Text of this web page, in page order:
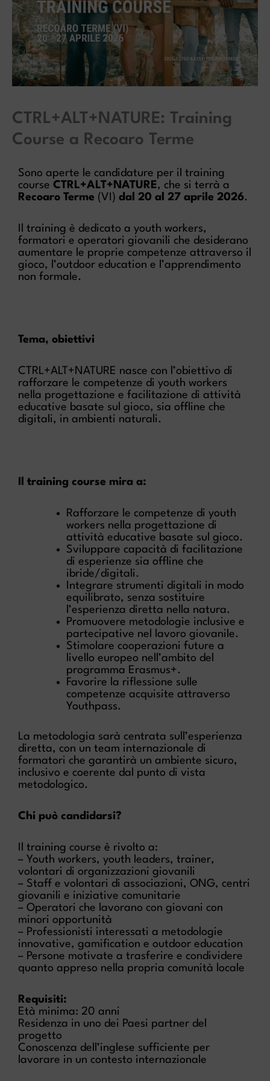
CTRL+ALT+NATURE: Training
Course a Recoaro Terme
Sono aperte le candidature per il training
course CTRL+ALT+NATURE, che si terrà a
Recoaro Terme (VI) dal 20 al 27 aprile 2026.
Il training è dedicato a youth workers,
formatori e operatori giovanili che desiderano
aumentare le proprie competenze attraverso il
gioco, l’outdoor education e l’apprendimento
non formale.
Tema, obiettivi
CTRL+ALT+NATURE nasce con l’obiettivo di
rafforzare le competenze di youth workers
nella progettazione e facilitazione di attività
educative basate sul gioco, sia offline che
digitali, in ambienti naturali.
Il training course mira a:
Rafforzare le competenze di youth
workers nella progettazione di
attività educative basate sul gioco.
Sviluppare capacità di facilitazione
di esperienze sia offline che
ibride/digitali.
Integrare strumenti digitali in modo
equilibrato, senza sostituire
l’esperienza diretta nella natura.
Promuovere metodologie inclusive e
partecipative nel lavoro giovanile.
Stimolare cooperazioni future a
livello europeo nell’ambito del
programma Erasmus+.
Favorire la riflessione sulle
competenze acquisite attraverso
Youthpass.
La metodologia sarà centrata sull’esperienza
diretta, con un team internazionale di
formatori che garantirà un ambiente sicuro,
inclusivo e coerente dal punto di vista
metodologico.
Chi può candidarsi?
Il training course è rivolto a:
– Youth workers, youth leaders, trainer,
volontari di organizzazioni giovanili
– Staff e volontari di associazioni, ONG, centri
giovanili e iniziative comunitarie
– Operatori che lavorano con giovani con
minori opportunità
– Professionisti interessati a metodologie
innovative, gamification e outdoor education
– Persone motivate a trasferire e condividere
quanto appreso nella propria comunità locale
Requisiti:
Età minima: 20 anni
Residenza in uno dei Paesi partner del
progetto
Conoscenza dell’inglese sufficiente per
lavorare in un contesto internazionale